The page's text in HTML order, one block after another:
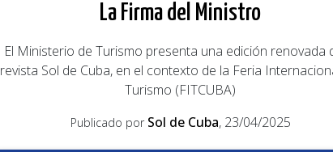
La Firma del Ministro
El Ministerio de Turismo presenta una edición renovada
revista Sol de Cuba, en el contexto de la Feria
Turismo (FITCUBA)
Publicado por Sol de Cuba, 23/04/2025